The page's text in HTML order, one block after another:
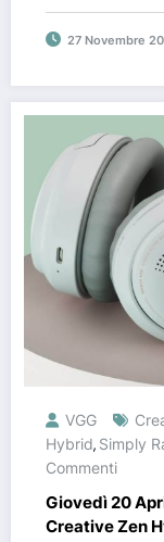
27 Novembre
VGG
Hybrid, Simply
Commenti
Giovedì 20
Creative Zen